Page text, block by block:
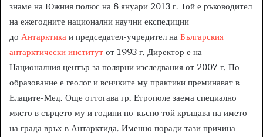
знаме на Южния полюс на 8 януари 2013 г. Той е ръководител
на ежегодните национални научни експедиции
до Антарктика и председател-учредител на Българския
антарктически институт от 1993 г. Директор е на
Националния център за полярни изследвания от 2007 г. По
образование е геолог и всичките му практики преминават в
Елаците-Мед. Още оттогава гр. Етрополе заема специално
място в сърцето му и години по-късно той кръщава на името
на града връх в Антарктида. Именно поради тази причина